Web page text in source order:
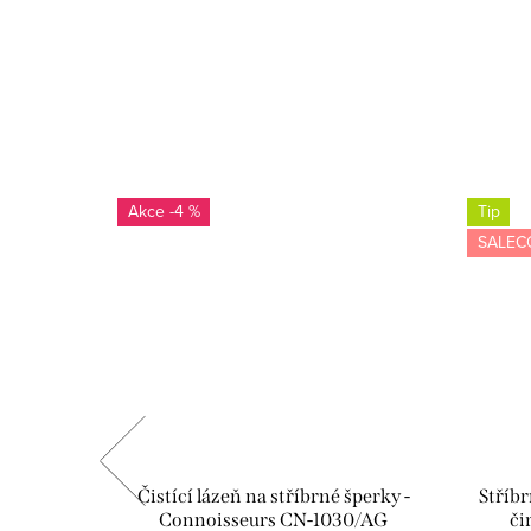
-4 %
Čistící lázeň na stříbrné šperky -
Connoisseurs CN-1030/AG
Tip